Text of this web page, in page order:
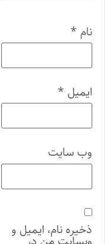
نام *
ایمیل *
وب‌ سایت
ذخیره نام، ایمیل و